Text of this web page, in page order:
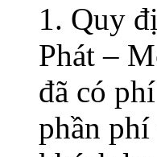
1. Quy
Phát –
đã có
phần